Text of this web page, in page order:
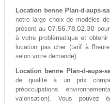
Location benne Plan-d-aups-
notre large choix de modèles
présent au07.56.78.02.30
à votre problèmatique et
location pas cher (tarif à
selon votre demande).
Location benne Plan-d-aups-
de qualité à un prix
préoccupations
valorisation). Vous pouvez